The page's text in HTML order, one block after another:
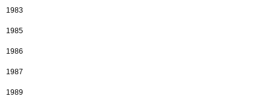
1983
1985
1986
1987
1989